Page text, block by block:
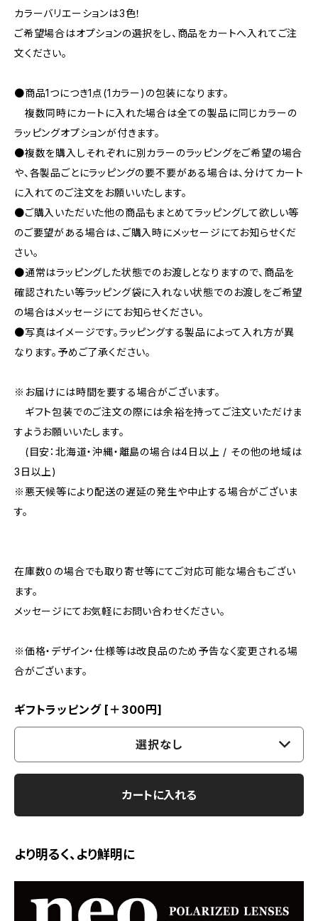
カラーバリエーションは3色！
ご希望場合はオプションの選択をし、商品をカートへ入れてご注
文ください。
●商品1つにつき1点(1カラー)の包装になります。
複数同時にカートに入れた場合は全ての製品に同じカラーの
ラッピングオプションが付きます。
●複数を購入しそれぞれに別カラーのラッピングをご希望の場合
や、各製品ごとにラッピングの要不要がある場合は、分けてカート
に入れてのご注文をお願いいたします。
●ご購入いただいた他の商品もまとめてラッピングして欲しい等
のご要望がある場合は、ご購入時にメッセージにてお知らせくだ
さい。
●通常はラッピングした状態でのお渡しとなりますので、商品を
確認されたい等ラッピング袋に入れない状態でのお渡しをご希望
の場合はメッセージにてお知らせください。
●写真はイメージです。ラッピングする製品によって入れ方が異
なります。予めご了承ください。
※お届けには時間を要する場合がございます。
ギフト包装でのご注文の際には余裕を持ってご注文いただけま
すようお願いいたします。
(目安：北海道・沖縄・離島の場合は4日以上 / その他の地域は
3日以上)
※悪天候等により配送の遅延の発生や中止する場合がございま
す。
在庫数０の場合でも取り寄せ等にてご対応可能な場合もござい
ます。
メッセージにてお気軽にお問い合わせください。
※価格・デザイン・仕様等は改良品のため予告なく変更される場
合がございます。
ギフトラッピング [＋300円]
選択なし
カートに入れる
より明るく、より鮮明に